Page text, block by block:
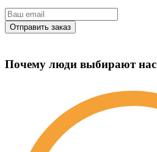
Почему люди выбирают нас